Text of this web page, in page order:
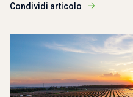
Condividi articolo